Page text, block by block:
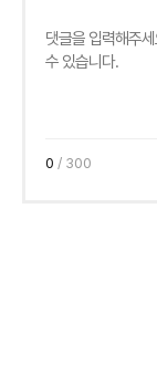
0 / 300